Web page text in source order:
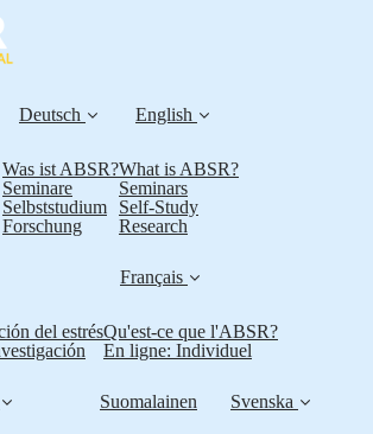
Deutsch
Was ist ABSR?
Seminare
Selbststudium
Forschung
English
What is ABSR?
Seminars
Self-Study
Research
del estrés
Français
Qu'est-ce que l'ABSR?
En ligne: Individuel
Suomalainen Svenska